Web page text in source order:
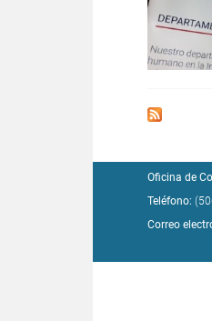
Oficina de
Teléfono:
Correo